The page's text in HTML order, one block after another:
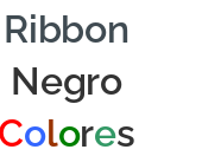
Ribbon
Negro
Colores